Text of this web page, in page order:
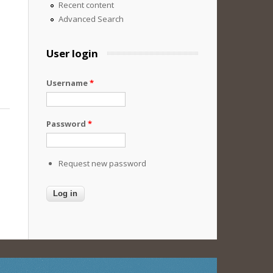
Recent content
Advanced Search
User login
Username*
Password *
Request new password